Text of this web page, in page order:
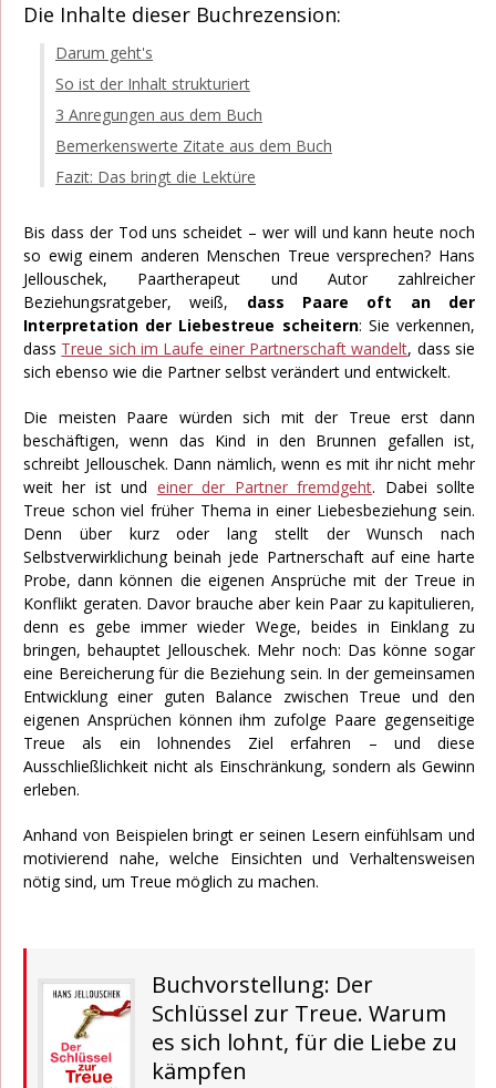
Die Inhalte dieser Buchrezension:
Darum geht's
So ist der Inhalt strukturiert
3 Anregungen aus dem Buch
Bemerkenswerte Zitate aus dem Buch
Fazit: Das bringt die Lektüre
Bis dass der Tod uns scheidet – wer will und kann heute noch
so ewig einem anderen Menschen Treue versprechen? Hans
Jellouschek, Paartherapeut und Autor zahlreicher
Beziehungsratgeber, weiß, dass Paare oft an der
Interpretation der Liebestreue scheitern: Sie verkennen,
dass Treue sich im Laufe einer Partnerschaft wandelt, dass sie
sich ebenso wie die Partner selbst verändert und entwickelt.
Die meisten Paare würden sich mit der Treue erst dann
beschäftigen, wenn das Kind in den Brunnen gefallen ist,
schreibt Jellouschek. Dann nämlich, wenn es mit ihr nicht mehr
weit her ist und einer der Partner fremdgeht. Dabei sollte
Treue schon viel früher Thema in einer Liebesbeziehung sein.
Denn über kurz oder lang stellt der Wunsch nach
Selbstverwirklichung beinah jede Partnerschaft auf eine harte
Probe, dann können die eigenen Ansprüche mit der Treue in
Konflikt geraten. Davor brauche aber kein Paar zu kapitulieren,
denn es gebe immer wieder Wege, beides in Einklang zu
bringen, behauptet Jellouschek. Mehr noch: Das könne sogar
eine Bereicherung für die Beziehung sein. In der gemeinsamen
Entwicklung einer guten Balance zwischen Treue und den
eigenen Ansprüchen können ihm zufolge Paare gegenseitige
Treue als ein lohnendes Ziel erfahren – und diese
Ausschließlichkeit nicht als Einschränkung, sondern als Gewinn
erleben.
Anhand von Beispielen bringt er seinen Lesern einfühlsam und
motivierend nahe, welche Einsichten und Verhaltensweisen
nötig sind, um Treue möglich zu machen.
Buchvorstellung: Der
Schlüssel zur Treue. Warum
es sich lohnt, für die Liebe zu
kämpfen